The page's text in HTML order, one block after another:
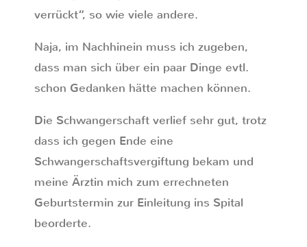
verrückt“, so wie viele andere.
Naja, im Nachhinein muss ich zugeben,
dass man sich über ein paar Dinge evtl.
schon Gedanken hätte machen können.
Die Schwangerschaft verlief sehr gut, trotz
dass ich gegen Ende eine
Schwangerschaftsvergiftung bekam und
meine Ärztin mich zum errechneten
Geburtstermin zur Einleitung ins Spital
beorderte.